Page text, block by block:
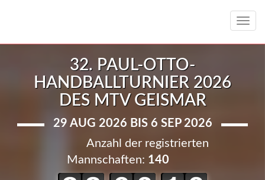
32. PAUL-OTTO-
HANDBALLTURNIER 2026
DES MTV GEISMAR
29 AUG 2026 BIS 6 SEP 2026
Anzahl der registrierten
Mannschaften: 140